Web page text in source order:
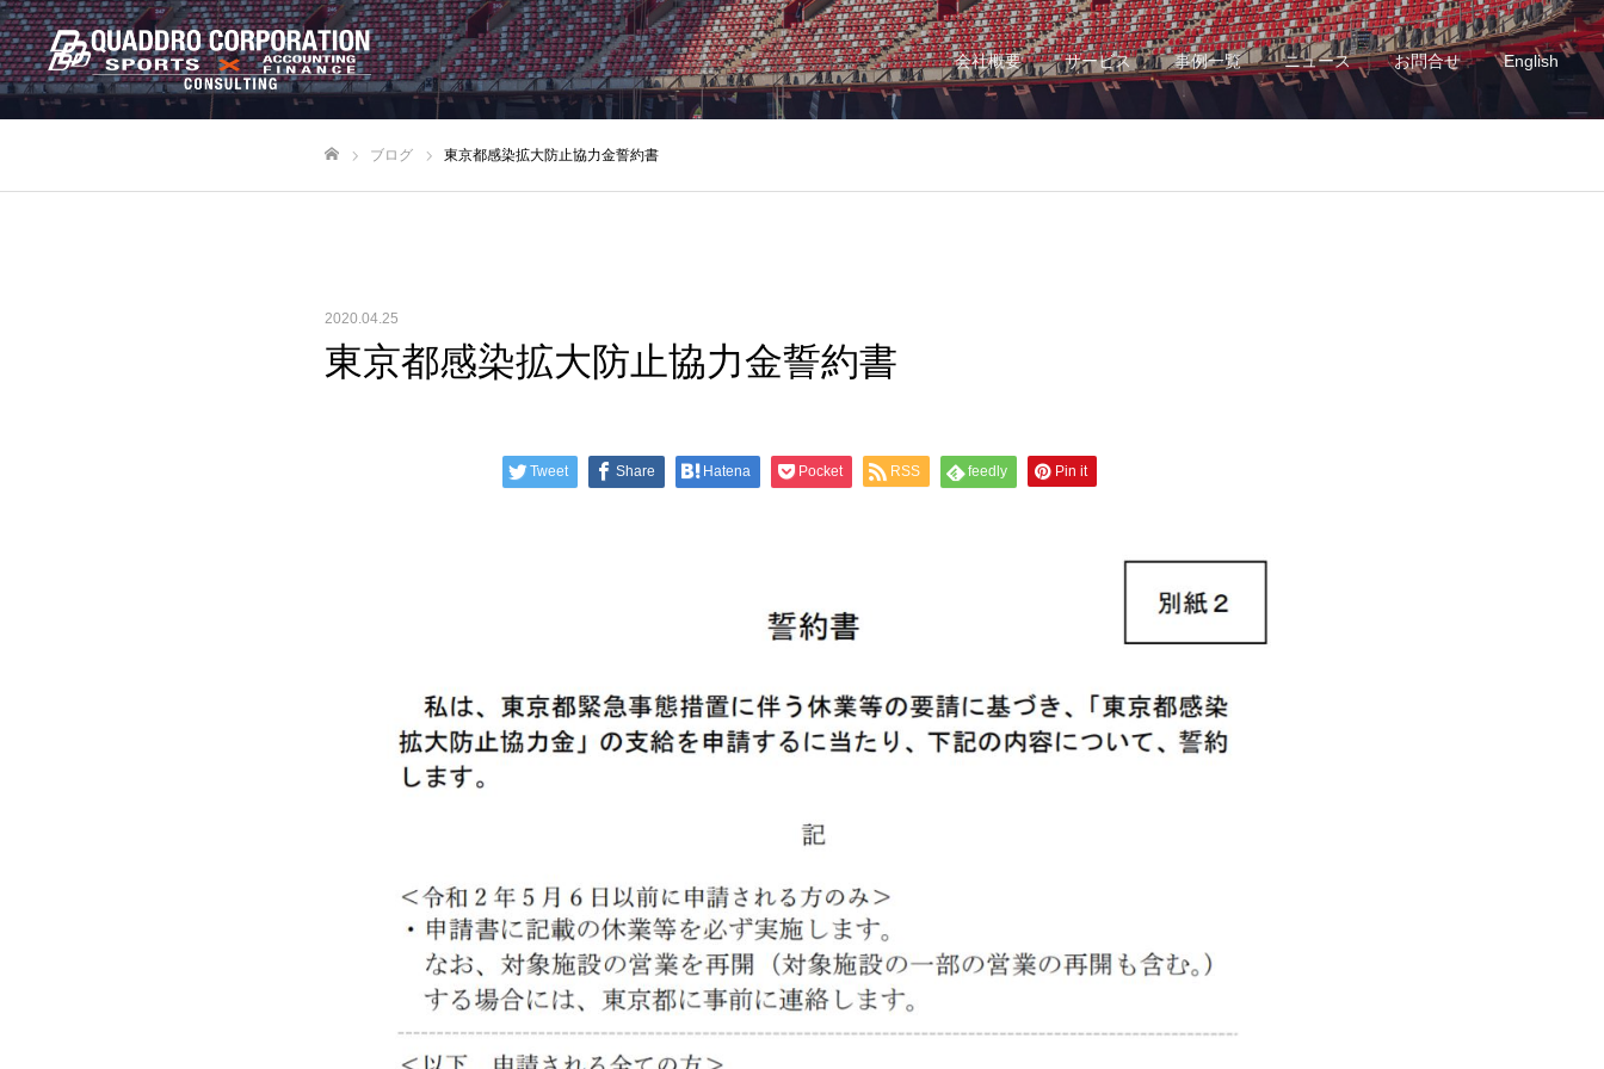
会社概要 サービス 事例一覧 ニュース お問合せ English
ブログ 東京都感染拡大防止協力金誓約書
2020.04.25
東京都感染拡大防止協力金誓約書
Tweet Share Hatena Pocket RSS feedly Pin it